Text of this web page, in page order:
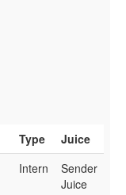
Type
Juice
Intern
Sender
Juice